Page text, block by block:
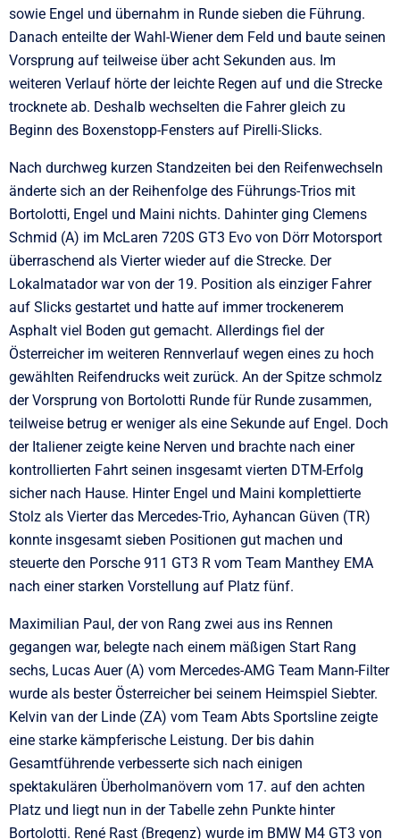
sowie Engel und übernahm in Runde sieben die Führung.
Danach enteilte der Wahl-Wiener dem Feld und baute seinen
Vorsprung auf teilweise über acht Sekunden aus. Im
weiteren Verlauf hörte der leichte Regen auf und die Strecke
trocknete ab. Deshalb wechselten die Fahrer gleich zu
Beginn des Boxenstopp-Fensters auf Pirelli-Slicks.
Nach durchweg kurzen Standzeiten bei den Reifenwechseln
änderte sich an der Reihenfolge des Führungs-Trios mit
Bortolotti, Engel und Maini nichts. Dahinter ging Clemens
Schmid (A) im McLaren 720S GT3 Evo von Dörr Motorsport
überraschend als Vierter wieder auf die Strecke. Der
Lokalmatador war von der 19. Position als einziger Fahrer
auf Slicks gestartet und hatte auf immer trockenerem
Asphalt viel Boden gut gemacht. Allerdings fiel der
Österreicher im weiteren Rennverlauf wegen eines zu hoch
gewählten Reifendrucks weit zurück. An der Spitze schmolz
der Vorsprung von Bortolotti Runde für Runde zusammen,
teilweise betrug er weniger als eine Sekunde auf Engel. Doch
der Italiener zeigte keine Nerven und brachte nach einer
kontrollierten Fahrt seinen insgesamt vierten DTM-Erfolg
sicher nach Hause. Hinter Engel und Maini komplettierte
Stolz als Vierter das Mercedes-Trio, Ayhancan Güven (TR)
konnte insgesamt sieben Positionen gut machen und
steuerte den Porsche 911 GT3 R vom Team Manthey EMA
nach einer starken Vorstellung auf Platz fünf.
Maximilian Paul, der von Rang zwei aus ins Rennen
gegangen war, belegte nach einem mäßigen Start Rang
sechs, Lucas Auer (A) vom Mercedes-AMG Team Mann-Filter
wurde als bester Österreicher bei seinem Heimspiel Siebter.
Kelvin van der Linde (ZA) vom Team Abts Sportsline zeigte
eine starke kämpferische Leistung. Der bis dahin
Gesamtführende verbesserte sich nach einigen
spektakulären Überholmanövern vom 17. auf den achten
Platz und liegt nun in der Tabelle zehn Punkte hinter
Bortolotti. René Rast (Bregenz) wurde im BMW M4 GT3 von